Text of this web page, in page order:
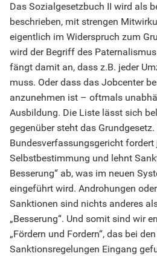
Das Sozialgesetzbuch II wird als
beschrieben, mit strengen
eigentlich im Widerspruch zum
wird der Begriff des
fängt damit an, dass z.B. jeder
muss. Oder dass das Jobcenter
anzunehmen ist – oftmals
Ausbildung. Die Liste lässt sich
gegenüber steht das Grundgesetz.
Bundesverfassungsgericht fordert
Selbstbestimmung und lehnt
Besserung“ ab, was im neuen
eingeführt wird. Androhungen
Sanktionen sind nichts anderes
„Besserung“. Und somit sind wir
„Fördern und Fordern“, das bei
Sanktionsregelungen Eingang